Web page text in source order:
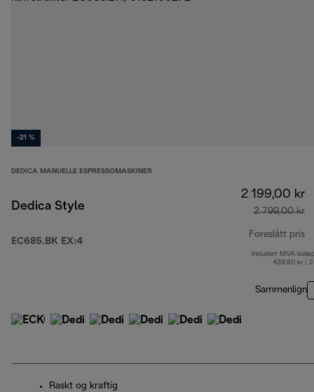
-21 %
DEDICA MANUELLE ESPRESSOMASKINER
Dedica Style
EC685.BK EX:4
2 199,00 kr
2 799,00 kr
Foreslått pris
Inkludert MVA-
439,80 kr (
Sammenlign
Raskt og kraftig